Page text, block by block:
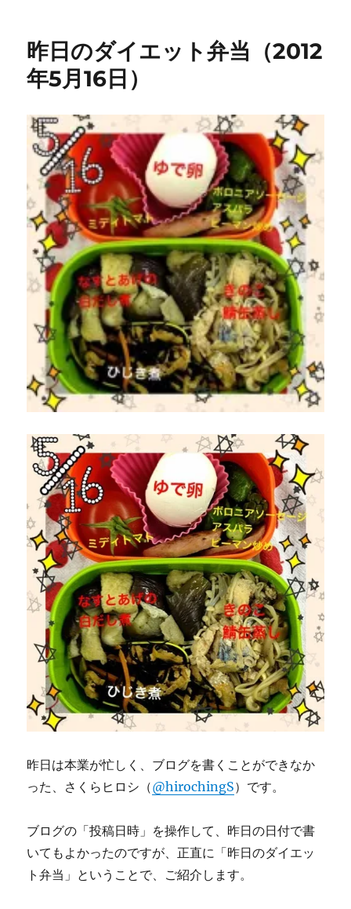
ー
イ
弁
当
（2012
年
5
月
17
日）
に
昨日のダイエット弁当（2012
年5月16日）
昨日は本業が忙しく、ブログを書くことができなか
った、さくらヒロシ（@hirochingS）です。
ブログの「投稿日時」を操作して、昨日の日付で書
いてもよかったのですが、正直に「昨日のダイエッ
ト弁当」ということで、ご紹介します。